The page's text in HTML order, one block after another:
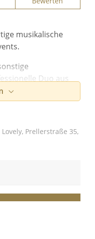
musikalische
Duo aus
und geht
belebendes
es Klassiker aus
Dinner, Café oder
und unterstützt Sie
Prellerstraße 35,